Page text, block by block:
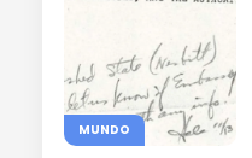
MUNDO